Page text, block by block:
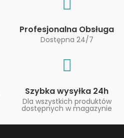
Profesjonalna Obsługa
Dostępna 24/7
Szybka wysyłka 24h
Dla wszystkich produktów
dostępnych w magazynie